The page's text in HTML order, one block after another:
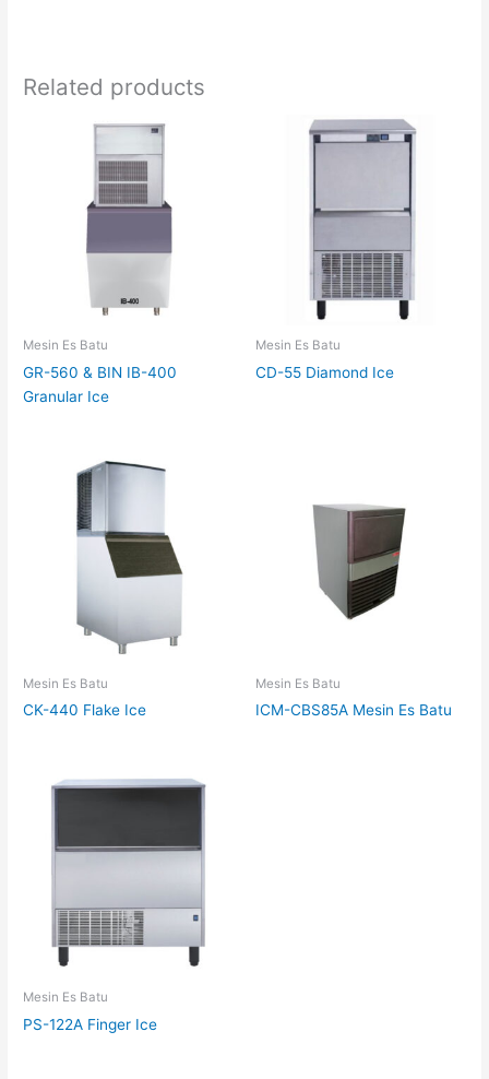
Related products
Mesin Es Batu
GR-560 & BIN IB-400
Granular Ice
Mesin Es Batu
CD-55 Diamond Ice
Mesin Es Batu
CK-440 Flake Ice
Mesin Es Batu
ICM-CBS85A Mesin Es Batu
Mesin Es Batu
PS-122A Finger Ice